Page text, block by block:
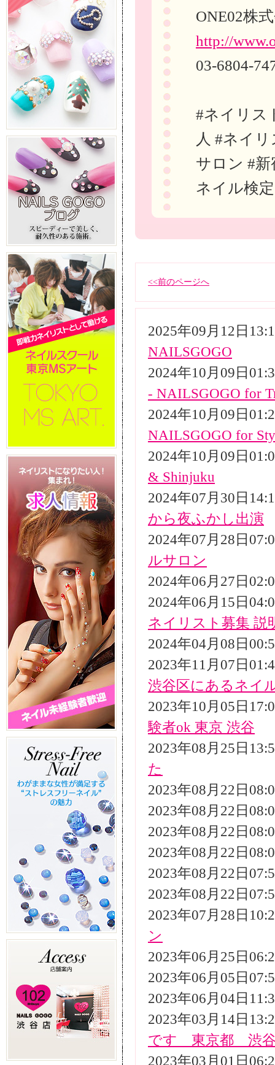
ONE02株
http://
03-6804-
#ネイリス
人 #ネイ
サロン #
ネイル検定
<<前のページへ
2025年09月12日
NAILSGOGO
2024年10月09日
- NAILSGOGO for
2024年10月09日
NAILSGOGO for
2024年10月09日
& Shinjuku
2024年07月30日
から夜ふかし出演
2024年07月28日
ルサロン
2024年06月27日
2024年06月15日
ネイリスト募集 説
2024年04月08日
2023年11月07日
渋谷区にあるネイ
2023年10月05日
験者ok 東京 渋谷
2023年08月25日
た
2023年08月22日
2023年08月22日
2023年08月22日
2023年08月22日
2023年08月22日
2023年08月22日
2023年07月28日
ン
2023年06月25日
2023年06月05日
2023年06月04日
2023年03月14日
です 東京都 渋
2023年03月01日